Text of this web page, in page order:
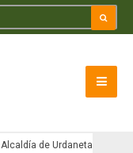
Alcaldía de Urdaneta